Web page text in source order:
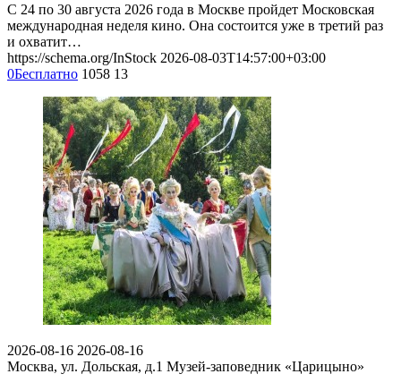
С 24 по 30 августа 2026 года в Москве пройдет Московская
международная неделя кино. Она состоится уже в третий раз
и охватит…
https://schema.org/InStock 2026-08-03T14:57:00+03:00
0Бесплатно 1058 13
2026-08-16 2026-08-16
Москва, ул. Дольская, д.1 Музей-заповедник «Царицыно»